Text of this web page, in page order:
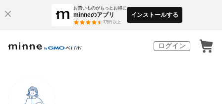
お買いものがもっとお得に
minneのアプリ
3万件以上
インストールする
ログイン